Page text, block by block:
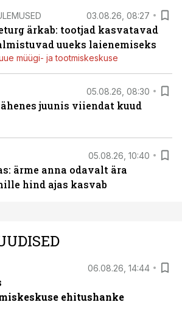
03.08.26, 08:27
ärkab: tootjad kasvatavad
uueks laienemiseks
müügi- ja tootmiskeskuse
05.08.26, 08:30
juunis viiendat kuud
05.08.26, 10:40
ärme anna odavalt ära
hind ajas kasvab
06.08.26, 14:44
ehitushanke